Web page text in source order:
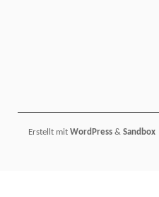
Erstellt mit WordPress & Sandbox